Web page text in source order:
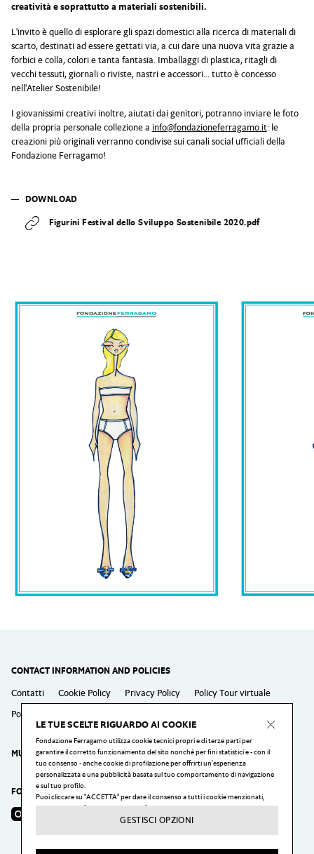
creatività e soprattutto a materiali sostenibili.
L'invito è quello di esplorare gli spazi domestici alla ricerca di materiali di
scarto, destinati ad essere gettati via, a cui dare una nuova vita grazie a
forbici e colla, colori e tanta fantasia. Imballaggi di plastica, ritagli di
vecchi tessuti, giornali o riviste, nastri e accessori... tutto è concesso
nell'Atelier Sostenibile!
I giovanissimi creativi inoltre, aiutati dai genitori, potranno inviare le foto
della propria personale collezione a info@fondazioneferragamo.it: le
creazioni più originali verranno condivise sui canali social ufficiali della
Fondazione Ferragamo!
DOWNLOAD
Figurini Festival dello Sviluppo Sostenibile 2020.pdf
LE TUE SCELTE RIGUARDO AI COOKIE
Fondazione Ferragamo utilizza cookie tecnici propri e di terze parti per
garantire il corretto funzionamento del sito nonché per fini statistici e - con il
tuo consenso - anche cookie di profilazione per offrirti un'esperienza
personalizzata e una pubblicità basata sul tuo comportamento di navigazione
e sul tuo profilo.
Puoi cliccare su "ACCETTA" per dare il consenso a tutti i cookie menzionati,
puoi cliccare su "GESTISCI OPZIONI" per configurare le tue scelte, o cliccare sul
pulsante "X" per rifiutare tutti i cookie oggetto del tuo consenso.
GESTISCI OPZIONI
CONTACT INFORMATION AND POLICIES
Contatti Cookie Policy Privacy Policy
Policy Tour virtuale
Policy Laboratori
MUSEO SALVATORE FERRAGAMO
FOLLOW US